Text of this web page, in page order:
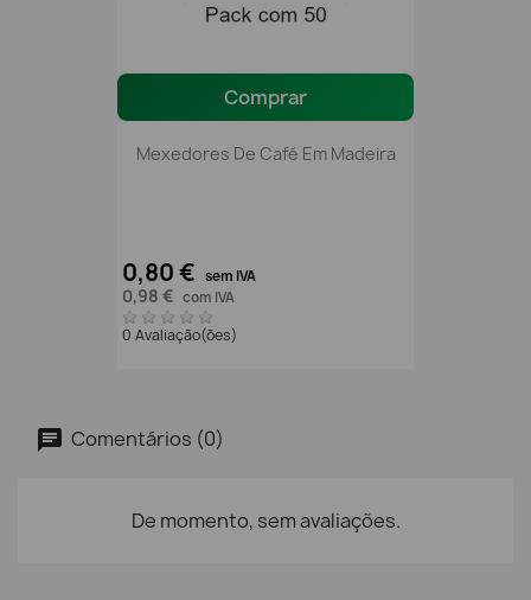
Comprar
Mexedores De Café Em Madeira
0,80 € sem IVA
0,98 € com IVA
0 Avaliação(ões)
Comentários (0)
De momento, sem avaliações.